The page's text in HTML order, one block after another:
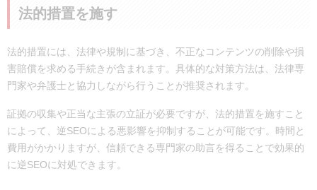
法的措置を施す
法的措置には、法律や規制に基づき、不正なコンテンツの削除や損
害賠償を求める手続きが含まれます。具体的な対策方法は、法律専
門家や弁護士と協力しながら行うことが推奨されます。
証拠の収集や正当な主張の立証が必要ですが、法的措置を施すこと
によって、逆SEOによる悪影響を抑制することが可能です。時間と
費用がかかりますが、信頼できる専門家の助言を得ることで効果的
に逆SEOに対処できます。